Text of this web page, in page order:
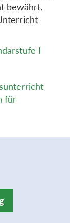
bewährt.
I
für